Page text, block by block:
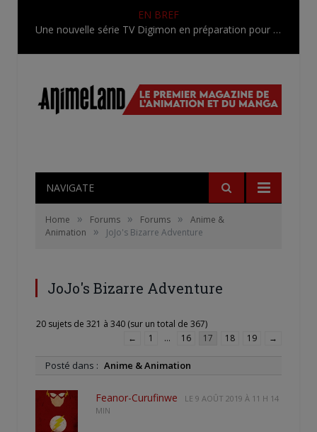
EN BREF
Une nouvelle série TV Digimon en préparation pour 2027
NAVIGATE
Home » Forums » Forums »
Anime &
Animation
» JoJo's Bizarre Adventure
JoJo's Bizarre Adventure
20 sujets de 321 à 340 (sur un total de 367)
←
1 … 16 17 18 19 →
Posté dans : Anime & Animation
Feanor-Curufinwe LE 9 AOÛT 2019 À 11 H 14
MIN